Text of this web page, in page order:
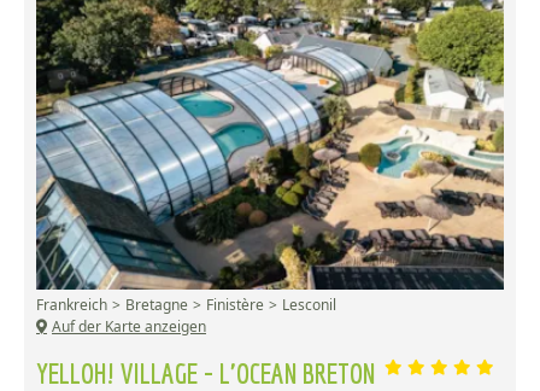
YELLOH! VILLAGE - L'OCEAN BRETON
Frankreich Bretagne Finistère
Lesconil
Auf der Karte anzeigen